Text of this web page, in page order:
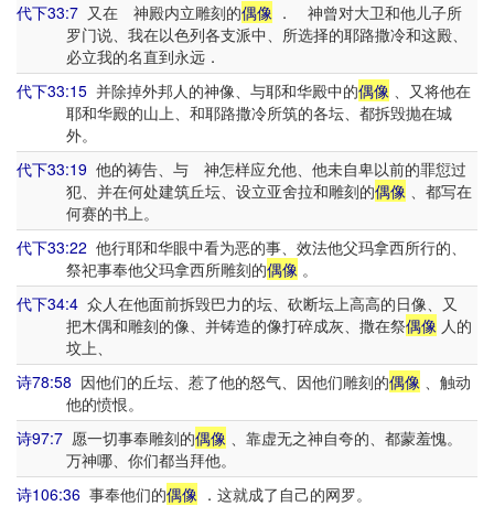
代下33:7 又在 神殿内立雕刻的偶像 ． 神曾对大卫和他儿子所
罗门说、我在以色列各支派中、所选择的耶路撒冷和这殿、
必立我的名直到永远．
代下33:15 并除掉外邦人的神像、与耶和华殿中的偶像 、又将他在
耶和华殿的山上、和耶路撒冷所筑的各坛、都拆毁抛在城
外。
代下33:19 他的祷告、与 神怎样应允他、他未自卑以前的罪愆过
犯、并在何处建筑丘坛、设立亚舍拉和雕刻的偶像、都写在
何赛的书上。
代下33:22 他行耶和华眼中看为恶的事、效法他父玛拿西所行的、
祭祀事奉他父玛拿西所雕刻的偶像。
代下34:4 众人在他面前拆毁巴力的坛、砍断坛上高高的日像、又
把木偶和雕刻的像、并铸造的像打碎成灰、撒在祭偶像人的
坟上、
诗78:58 因他们的丘坛、惹了他的怒气、因他们雕刻的偶像 、触动
他的愤恨。
诗97:7 愿一切事奉雕刻的偶像 、靠虚无之神自夸的、都蒙羞愧。
万神哪、你们都当拜他。
诗106:36 事奉他们的偶像 ．这就成了自己的网罗。